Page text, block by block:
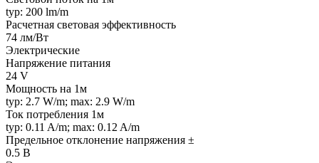
typ: 200 lm/m
Расчетная световая эффективность
74 лм/Вт
Электрические
Напряжение питания
24 V
Мощность на 1м
typ: 2.7 W/m; max: 2.9 W/m
Ток потребления 1м
typ: 0.11 A/m; max: 0.12 A/m
Предельное отклонение напряжения ±
0.5 В